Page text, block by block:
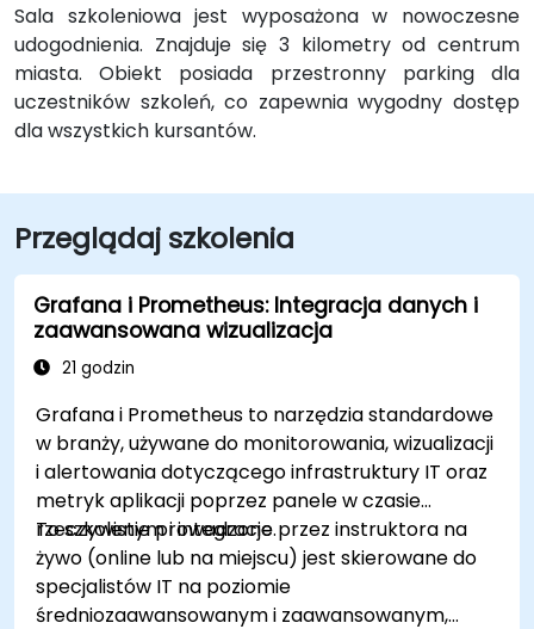
Sala szkoleniowa jest wyposażona w nowoczesne
udogodnienia. Znajduje się 3 kilometry od centrum
miasta. Obiekt posiada przestronny parking dla
uczestników szkoleń, co zapewnia wygodny dostęp
dla wszystkich kursantów.
Przeglądaj szkolenia
Grafana i Prometheus: Integracja danych i
zaawansowana wizualizacja
21 godzin
Grafana i Prometheus to narzędzia standardowe
w branży, używane do monitorowania, wizualizacji
i alertowania dotyczącego infrastruktury IT oraz
metryk aplikacji poprzez panele w czasie
rzeczywistym i integracje.
To szkolenie prowadzone przez instruktora na
żywo (online lub na miejscu) jest skierowane do
specjalistów IT na poziomie
średniozaawansowanym i zaawansowanym,